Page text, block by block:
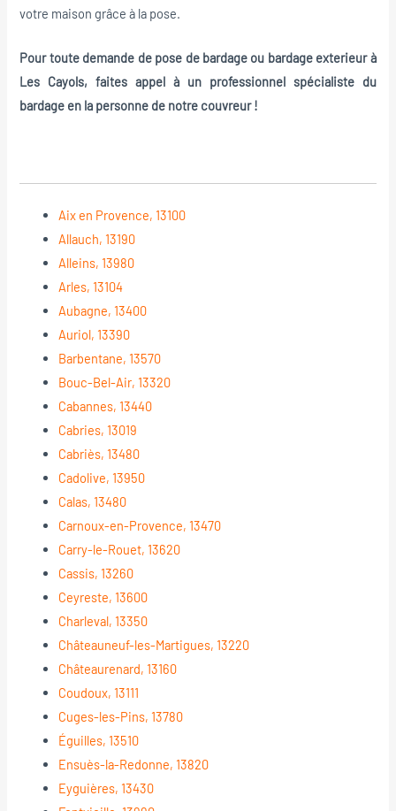
votre maison grâce à la pose.
Pour toute demande de pose de bardage ou bardage exterieur à
Les Cayols, faites appel à un professionnel spécialiste du
bardage en la personne de notre couvreur !
Aix en Provence, 13100
Allauch, 13190
Alleins, 13980
Arles, 13104
Aubagne, 13400
Auriol, 13390
Barbentane, 13570
Bouc-Bel-Air, 13320
Cabannes, 13440
Cabries, 13019
Cabriès, 13480
Cadolive, 13950
Calas, 13480
Carnoux-en-Provence, 13470
Carry-le-Rouet, 13620
Cassis, 13260
Ceyreste, 13600
Charleval, 13350
Châteauneuf-les-Martigues, 13220
Châteaurenard, 13160
Coudoux, 13111
Cuges-les-Pins, 13780
Éguilles, 13510
Ensuès-la-Redonne, 13820
Eyguières, 13430